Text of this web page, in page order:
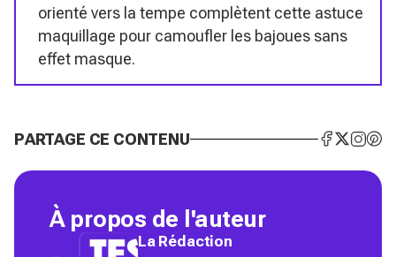
orienté vers la tempe complètent cette astuce
maquillage pour camoufler les bajoues sans
effet masque.
PARTAGE CE CONTENU
À propos de l'auteur
La Rédaction